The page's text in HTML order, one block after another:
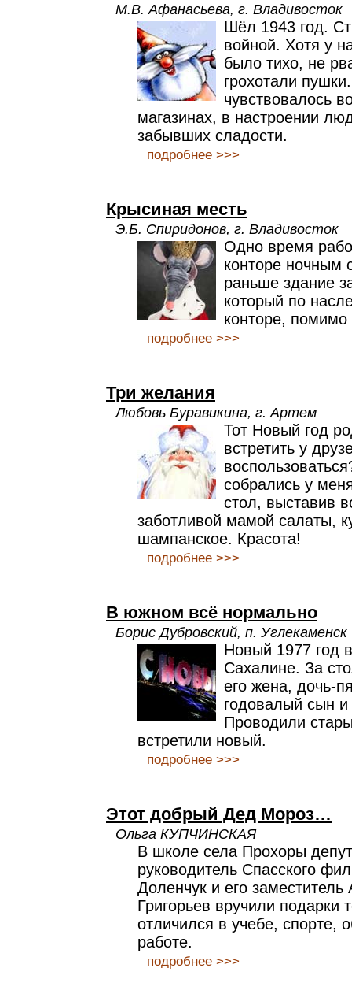
М.В. Афанасьева, г. Владивосток
Шёл 1943 год.
войной. Хотя у
было тихо, не
грохотали
чувствовалось
магазинах, в настроении
забывших сладости.
подробнее >>>
Крысиная месть
Э.Б. Спиридонов, г. Владивосток
Одно время
конторе ночным
раньше здание
который по
конторе, помимо
подробнее >>>
Три желания
Любовь Буравикина, г. Артем
Тот Новый год
встретить у
собрались у
стол, выставив
заботливой мамой салаты,
шампанское. Красота!
подробнее >>>
В южном всё нормально
Борис Дубровский, п. Углекаменск
Новый 1977 год
Сахалине. За
его жена, дочь-
годовалый сын
Проводили
встретили новый.
подробнее >>>
Этот добрый Дед Мороз…
Ольга КУПЧИНСКАЯ
В школе села Прохоры
руководитель Спасского
Доленчук и его заместитель
Григорьев вручили подарки
отличился в учебе, спорте,
работе.
подробнее >>>